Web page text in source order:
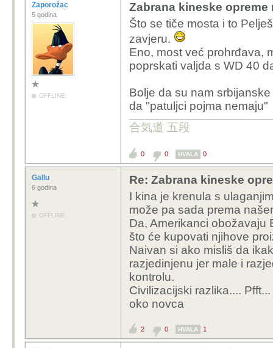
Zaporožac
5 godina
OFFLINE
Zabrana kineske
Što se tiče mosta i to
zavjeru.
Eno, most već prohrđava,
poprskati valjda s WD 40
Bolje da su nam
da "patuljci pojma nemaju"
合気道 五段
0 0 HVALA 0
Gallu
6 godina
OFFLINE
Re: Zabrana kineske
I kina je krenula s
može pa sada prema
Da, Amerikanci obožavaju
što će kupovati njihove
Naivan si ako misliš da
razjedinjenu jer male i
kontrolu.
Civilizacijski razlika....
oko novca
2 0 HVALA 1